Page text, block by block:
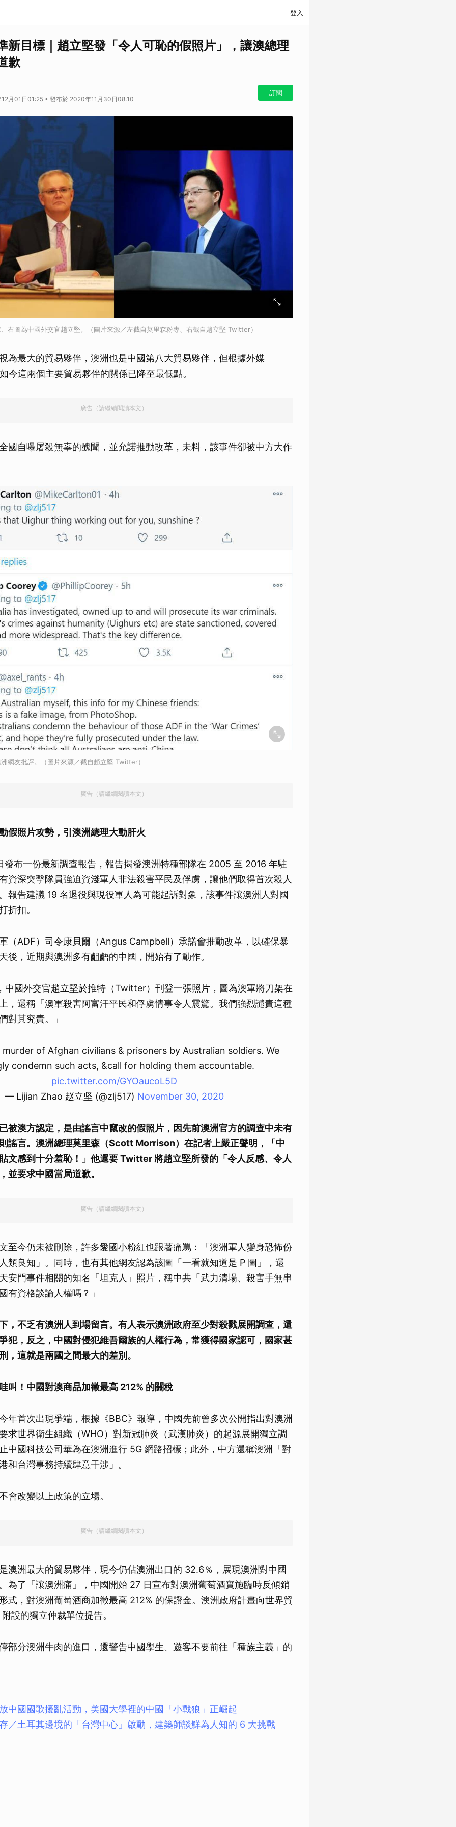
登入
新目標｜趙立堅發「令人可恥的假照片」，讓澳總理
歉
月01日01:25 • 發布於 2020年11月30日08:10
訂閱
右圖為中國外交官趙立堅。（圖片來源／左截自莫里森粉專、右截自趙立堅 Twitter）
為最大的貿易夥伴，澳洲也是中國第八大貿易夥伴，但根據外媒
今這兩個主要貿易夥伴的關係已降至最低點。
廣告（請繼續閱讀本文）
國自曝屠殺無辜的醜聞，並允諾推動改革，未料，該事件卻被中方大作
網友批評。（圖片來源／截自趙立堅 Twitter）
廣告（請繼續閱讀本文）
假照片攻勢，引澳洲總理大動肝火
發布一份最新調查報告，報告揭發澳洲特種部隊在 2005 至 2016 年駐
資深突擊隊員強迫資淺軍人非法殺害平民及俘虜，讓他們取得首次殺人
報告建議 19 名退役與現役軍人為可能起訴對象，該事件讓澳洲人對國
折扣。
（ADF）司令康貝爾（Angus Campbell）承諾會推動改革，以確保暴
後，近期與澳洲多有齟齬的中國，開始有了動作。
中國外交官趙立堅於推特（Twitter）刊登一張照片，圖為澳軍將刀架在
，還稱「澳軍殺害阿富汗平民和俘虜情事令人震驚。我們強烈譴責這種
對其究責。」
of Afghan civilians & prisoners by Australian soldiers. We
condemn such acts, &call for holding them accountable.
pic.twitter.com/GYOaucoL5D
— Lijian Zhao 赵立坚 (@zlj517) November 30, 2020
被澳方認定，是由謠言中竄改的假照片，因先前澳洲官方的調查中未有
謠言。澳洲總理莫里森（Scott Morrison）在記者上嚴正聲明，「中
文感到十分羞恥！」他還要 Twitter 將趙立堅所發的「令人反感、令人
並要求中國當局道歉。
廣告（請繼續閱讀本文）
至今仍未被刪除，許多愛國小粉紅也跟著痛罵：「澳洲軍人變身恐怖份
類良知」。同時，也有其他網友認為該圖「一看就知道是 P 圖」，還
安門事件相關的知名「坦克人」照片，稱中共「武力清場、殺害手無串
有資格談論人權嗎？」
，不乏有澳洲人到場留言。有人表示澳洲政府至少對殺戮展開調查，還
犯，反之，中國對侵犯維吾爾族的人權行為，常獲得國家認可，國家甚
，這就是兩國之間最大的差別。
叫！中國對澳商品加徵最高 212% 的關稅
年首次出現爭端，根據《BBC》報導，中國先前曾多次公開指出對澳洲
求世界衛生組織（WHO）對新冠肺炎（武漢肺炎）的起源展開獨立調
中國科技公司華為在澳洲進行 5G 網路招標；此外，中方還稱澳洲「對
和台灣事務持續肆意干涉」。
會改變以上政策的立場。
廣告（請繼續閱讀本文）
澳洲最大的貿易夥伴，現今仍佔澳洲出口的 32.6％，展現澳洲對中國
為了「讓澳洲痛」，中國開始 27 日宣布對澳洲葡萄酒實施臨時反傾銷
式，對澳洲葡萄酒商加徵最高 212% 的保證金。澳洲政府計畫向世界貿
設的獨立仲裁單位提告。
部分澳洲牛肉的進口，還警告中國學生、遊客不要前往「種族主義」的
中國國歌擾亂活動，美國大學裡的中國「小戰狼」正崛起
／土耳其邊境的「台灣中心」啟動，建築師談鮮為人知的 6 大挑戰